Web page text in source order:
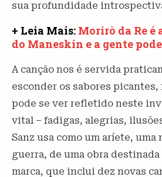
sua profundidade
+ Leia Mais: Morirò da Re é
do Maneskin e a gente
A canção nos é servida
esconder os sabores picantes,
pode se ver refletido neste
vital – fadigas, alegrias,
Sanz usa como um aríete, uma
guerra, de uma obra destinada
marca, que inclui dez novas